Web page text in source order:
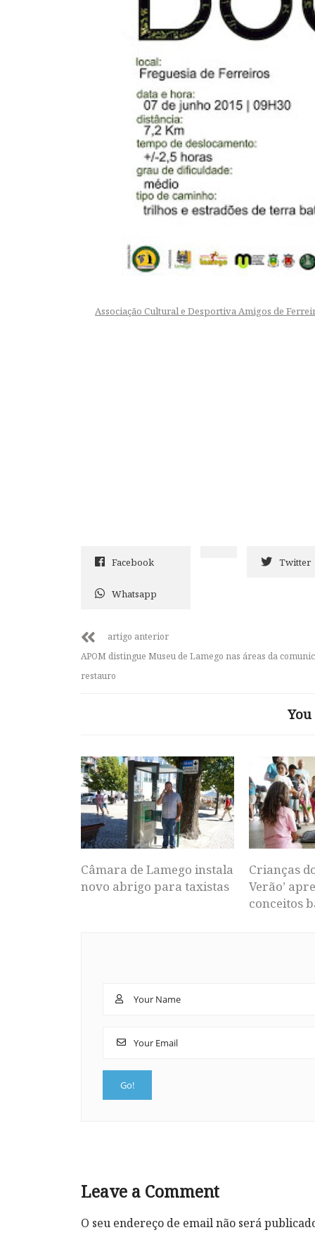
Associação Cultural e Desportiva Amigos de
Facebook Twitter
Whatsapp
artigo anterior
APOM distingue Museu de Lamego nas áreas da
restauro
Câmara de Lamego instala
novo abrigo para taxistas
Crianças
Verão’
conceitos
Leave a Comment
O seu endereço de email não será